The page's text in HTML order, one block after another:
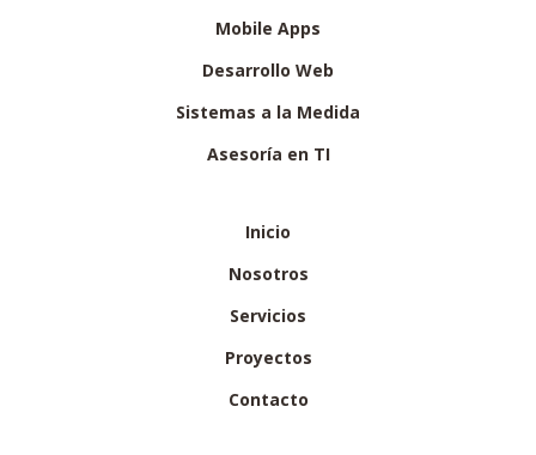
Mobile Apps
Desarrollo Web
Sistemas a la Medida
Asesoría en TI
Inicio
Nosotros
Servicios
Proyectos
Contacto